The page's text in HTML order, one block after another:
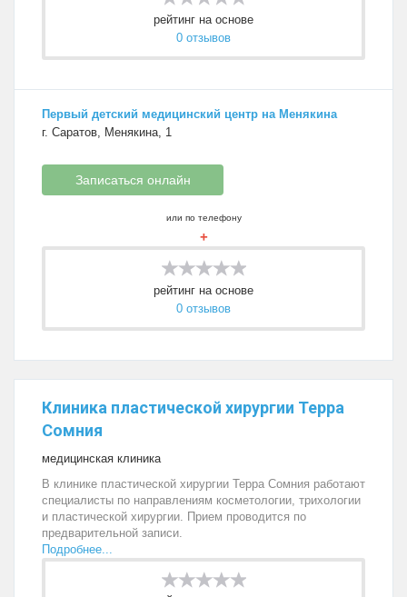
рейтинг на основе
0 отзывов
Первый детский медицинский центр на Менякина
г. Саратов, Менякина, 1
Записаться онлайн
или по телефону
+
рейтинг на основе
0 отзывов
Клиника пластической хирургии Терра
Сомния
медицинская клиника
В клинике пластической хирургии Терра Сомния работают
специалисты по направлениям косметологии, трихологии
и пластической хирургии. Прием проводится по
предварительной записи.
Подробнее...